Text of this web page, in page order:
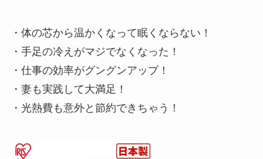
・体の芯から温かくなって眠くならない！
・手足の冷えがマジでなくなった！
・仕事の効率がグングンアップ！
・妻も実践して大満足！
・光熱費も意外と節約できちゃう！